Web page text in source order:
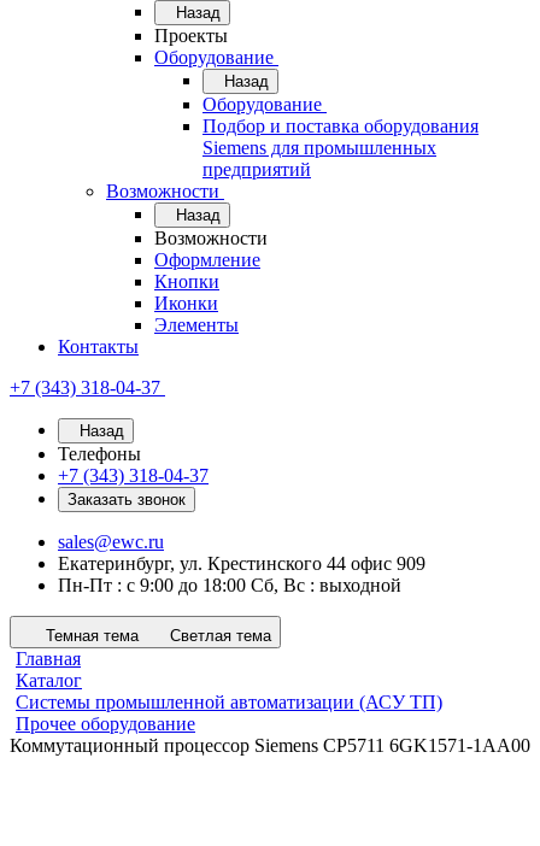
Назад
Проекты
Оборудование
Назад
Оборудование
Подбор и поставка оборудования
Siemens для промышленных
предприятий
Возможности
Назад
Возможности
Оформление
Кнопки
Иконки
Элементы
Контакты
+7 (343) 318-04-37
Назад
Телефоны
+7 (343) 318-04-37
Заказать звонок
sales@ewc.ru
Екатеринбург, ул. Крестинского 44 офис 909
Пн-Пт : с 9:00 до 18:00 Сб, Вс : выходной
Темная тема Светлая тема
Главная
Каталог
Системы промышленной автоматизации (АСУ ТП)
Прочее оборудование
Коммутационный процессор Siemens CP5711 6GK1571-1AA00